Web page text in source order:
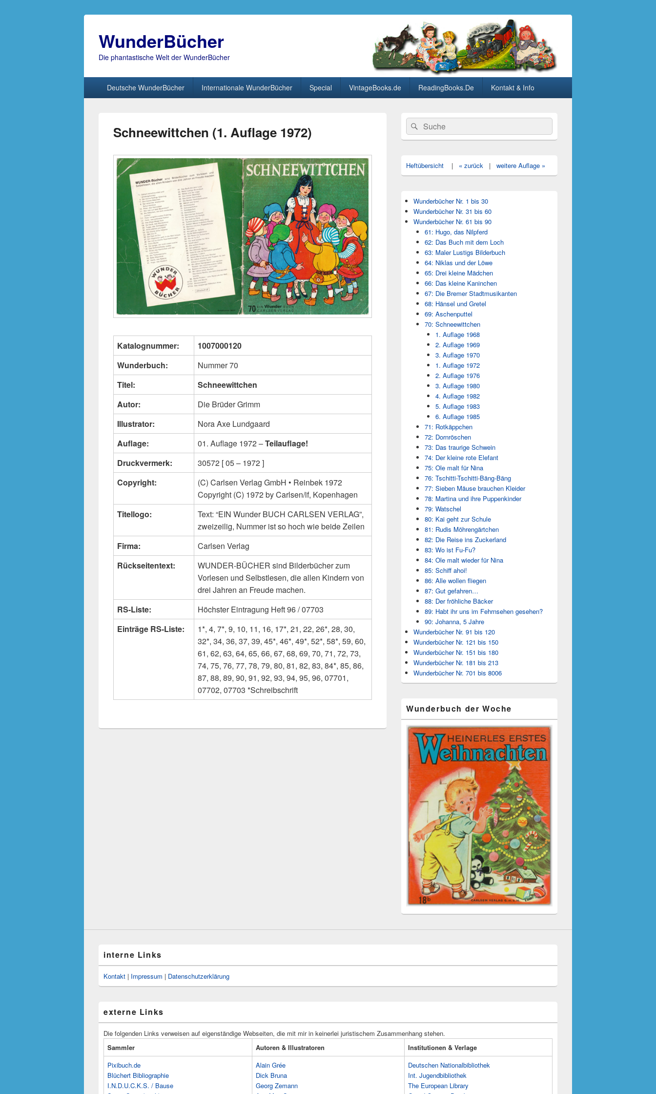
WunderBücher
Die phantastische Welt der WunderBücher
Deutsche WunderBücher Internationale WunderBücher Special VintageBooks.de ReadingBooks.De Kontakt & Info
Schneewittchen (1. Auflage 1972)
Katalognummer:
1007000120
Wunderbuch:
Nummer 70
Titel:
Schneewittchen
Autor:
Die Brüder Grimm
Illustrator:
Nora Axe Lundgaard
Auflage:
01. Auflage 1972 –Teilauflage!
Druckvermerk:
30572 [ 05 – 1972 ]
Copyright:
(C) Carlsen Verlag GmbH • Reinbek 1972
Copyright (C) 1972 by Carlsen/if, Kopenhagen
Titellogo:
Text: “EIN Wunder BUCH CARLSEN VERLAG”,
zweizeilig, Nummer ist so hoch wie beide Zeilen
Firma:
Carlsen Verlag
Rückseitentext:
WUNDER-BÜCHER sind Bilderbücher zum
Vorlesen und Selbstlesen, die allen Kindern von
drei Jahren an Freude machen.
RS-Liste:
Höchster Eintragung Heft 96 / 07703
Einträge RS-Liste:
1*, 4, 7*, 9, 10, 11, 16, 17*, 21, 22, 26*, 28, 30,
32*, 34, 36, 37, 39, 45*, 46*, 49*, 52*, 58*, 59, 60,
61, 62, 63, 64, 65, 66, 67, 68, 69, 70, 71, 72, 73,
74, 75, 76, 77, 78, 79, 80, 81, 82, 83, 84*, 85, 86,
87, 88, 89, 90, 91, 92, 93, 94, 95, 96, 07701,
07702, 07703 *Schreibschrift
Primärer
Seitenleisten
Widget-
Bereich
Search
for:
Suche
Heftübersicht | « zurück | weitere Auflage »
Wunderbücher Nr. 1 bis 30
Wunderbücher Nr. 31 bis 60
Wunderbücher Nr. 61 bis 90
61: Hugo, das Nilpferd
62: Das Buch mit dem Loch
63: Maler Lustigs Bilderbuch
64: Niklas und der Löwe
65: Drei kleine Mädchen
66: Das kleine Kaninchen
67: Die Bremer Stadtmusikanten
68: Hänsel und Gretel
69: Aschenputtel
70: Schneewittchen
1. Auflage 1968
2. Auflage 1969
3. Auflage 1970
1. Auflage 1972
2. Auflage 1976
3. Auflage 1980
4. Auflage 1982
5. Auflage 1983
6. Auflage 1985
71: Rotkäppchen
72: Dornröschen
73: Das traurige Schwein
74: Der kleine rote Elefant
75: Ole malt für Nina
76: Tschitti-Tschitti-Bäng-Bäng
77: Sieben Mäuse brauchen Kleider
78: Martina und ihre Puppenkinder
79: Watschel
80: Kai geht zur Schule
81: Rudis Möhrengärtchen
82: Die Reise ins Zuckerland
83: Wo ist Fu-Fu?
84: Ole malt wieder für Nina
85: Schiff ahoi!
86: Alle wollen fliegen
87: Gut gefahren…
88: Der fröhliche Bäcker
89: Habt ihr uns im Fehrnsehen gesehen?
90: Johanna, 5 Jahre
Wunderbücher Nr. 91 bis 120
Wunderbücher Nr. 121 bis 150
Wunderbücher Nr. 151 bis 180
Wunderbücher Nr. 181 bis 213
Wunderbücher Nr. 701 bis 8006
Wunderbuch der Woche
interne Links
Kontakt | Impressum | Datenschutzerklärung
externe Links
Die folgenden Links verweisen auf eigenständige Webseiten, die mit mir in keinerlei juristischem Zusammenhang stehen.
Sammler
Autoren & Illustratoren
Institutionen & Verlage
Pixibuch.de
Blüchert Bibliographie
I.N.D.U.C.K.S. / Bause
Alain Grée
Dick Bruna
Georg Zemann
Deutschen Nationalbibliothek
Int. Jugendbibliothek
The European Library